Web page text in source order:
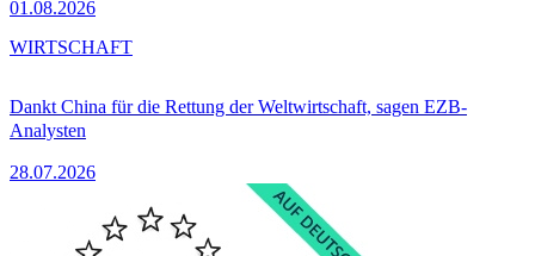
01.08.2026
Dankt China für die Rettung der Weltwirtschaft, sagen EZB-
Analysten
28.07.2026
WIRTSCHAFT